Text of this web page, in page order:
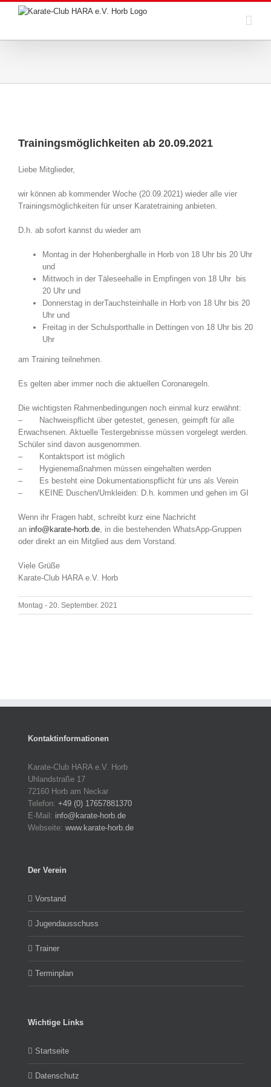
Zum
Inhalt
Trainingsmöglichkeiten ab 20.09.2021
Liebe Mitglieder,
wir können ab kommender Woche (20.09.2021) wieder alle vier
Trainingsmöglichkeiten für unser Karatetraining anbieten.
D.h. ab sofort kannst du wieder am
Montag in der Hohenberghalle in Horb von 18 Uhr bis 20 Uhr
und
Mittwoch in der Täleseehalle in Empfingen von 18 Uhr bis
20 Uhr und
Donnerstag in derTauchsteinhalle in Horb von 18 Uhr bis 20
Uhr und
Freitag in der Schulsporthalle in Dettingen von 18 Uhr bis 20
Uhr
am Training teilnehmen.
Es gelten aber immer noch die aktuellen Coronaregeln.
Die wichtigsten Rahmenbedingungen noch einmal kurz erwähnt:
– Nachweispflicht über getestet, genesen, geimpft für alle
Erwachsenen. Aktuelle Testergebnisse müssen vorgelegt werden.
Schüler sind davon ausgenommen.
– Kontaktsport ist möglich
– Hygienemaßnahmen müssen eingehalten werden
– Es besteht eine Dokumentationspflicht für uns als Verein
– KEINE Duschen/Umkleiden: D.h. kommen und gehen im GI
Wenn ihr Fragen habt, schreibt kurz eine Nachricht
an info@karate-horb.de , in die bestehenden WhatsApp-Gruppen
oder direkt an ein Mitglied aus dem Vorstand.
Viele Grüße
Karate-Club HARA e.V. Horb
Montag - 20. September. 2021
Kontaktinformationen
Karate-Club HARA e.V. Horb
Uhlandstraße 17
72160 Horb am Neckar
Telefon: +49 (0) 17657881370
E-Mail: info@karate-horb.de
Webseite: www.karate-horb.de
Der Verein
Vorstand
Jugendausschuss
Trainer
Terminplan
Wichtige Links
Startseite
Datenschutz